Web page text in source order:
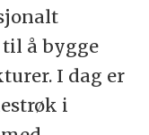
å bygge
I dag er
i